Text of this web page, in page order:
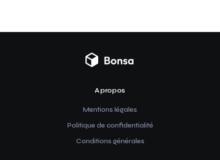
A propos
Mentions légales
Politique de confidentialité
Conditions générales